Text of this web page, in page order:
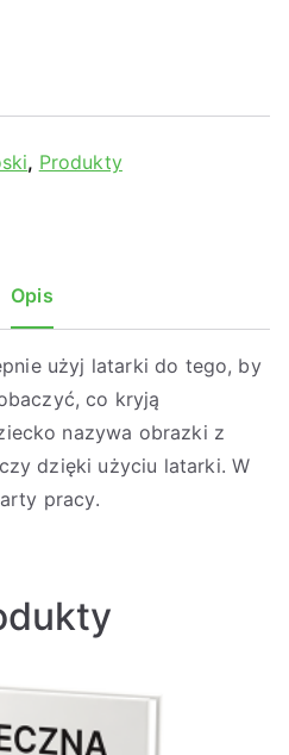
, Produkty
Opis
użyj latarki do tego, by
co kryją
nazywa obrazki z
dzięki użyciu latarki. W
pracy.